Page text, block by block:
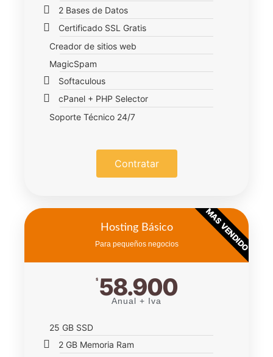
2 Bases de Datos
Certificado SSL Gratis
Creador de sitios web
MagicSpam
Softaculous
cPanel + PHP Selector
Soporte Técnico 24/7
Contratar
Hosting Básico
Para pequeños negocios
$ 58.900
Anual + Iva
25 GB SSD
2 GB Memoria Ram
MAS VENDIDO